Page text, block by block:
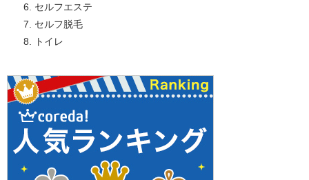
セルフエステ
セルフ脱毛
トイレ